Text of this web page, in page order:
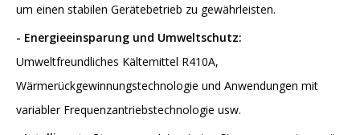
um einen stabilen Gerätebetrieb zu gewährleisten.
- Energieeinsparung und Umweltschutz:
Umweltfreundliches Kältemittel R410A,
Wärmerückgewinnungstechnologie und Anwendungen mit
variabler Frequenzantriebstechnologie usw.